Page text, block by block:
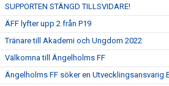
SUPPORTEN STÄNGD TILLSVIDARE!
ÄFF lyfter upp 2 från P19
Tränare till Akademi och Ungdom 2022
Välkomna till Ängelholms FF
Ängelholms FF söker en Utvecklingsansvarig